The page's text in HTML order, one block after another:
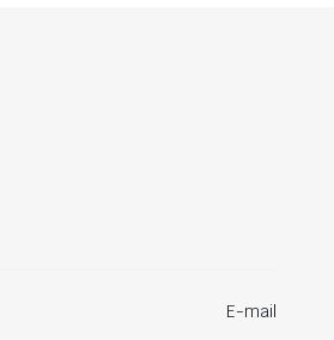
E-mail